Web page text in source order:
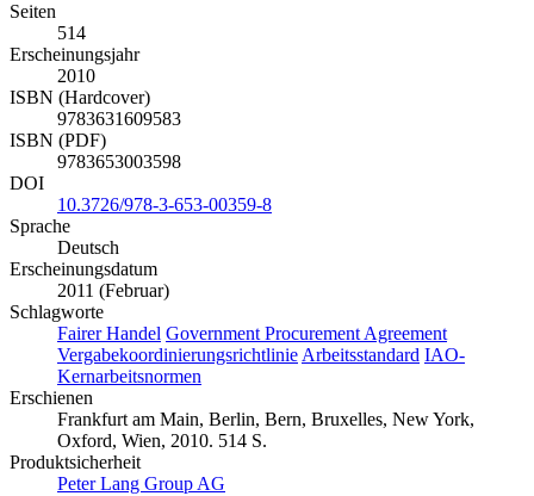
Seiten
514
Erscheinungsjahr
2010
ISBN (Hardcover)
9783631609583
ISBN (PDF)
9783653003598
DOI
10.3726/978-3-653-00359-8
Sprache
Deutsch
Erscheinungsdatum
2011 (Februar)
Schlagworte
Fairer Handel Government Procurement Agreement
Vergabekoordinierungsrichtlinie Arbeitsstandard IAO-
Kernarbeitsnormen
Erschienen
Frankfurt am Main, Berlin, Bern, Bruxelles, New York,
Oxford, Wien, 2010. 514 S.
Produktsicherheit
Peter Lang Group AG